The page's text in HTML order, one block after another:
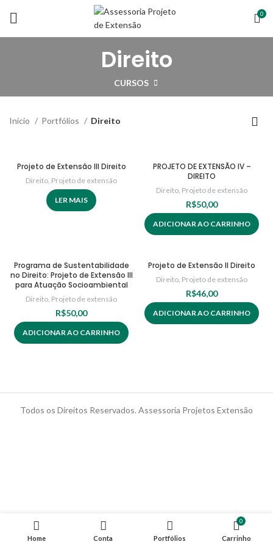
0
Direito
CURSOS
Início Portfólios Direito
Projeto de Extensão III Direito
Direito, Projeto de extensão
LER MAIS
PROJETO DE EXTENSÃO IV –
DIREITO
Direito, Projeto de extensão
R$50,00
ADICIONAR AO CARRINHO
Programa de Sustentabilidade
no Direito: Projeto de Extensão III
para Atuação Socioambiental
Direito, Projeto de extensão
R$50,00
ADICIONAR AO CARRINHO
Projeto de Extensão II Direito
Direito, Projeto de extensão
R$46,00
ADICIONAR AO CARRINHO
Todos os Direitos Reservados. Assessoria Projetos Extensão
Home Conta Portfólios
0
Carrinho